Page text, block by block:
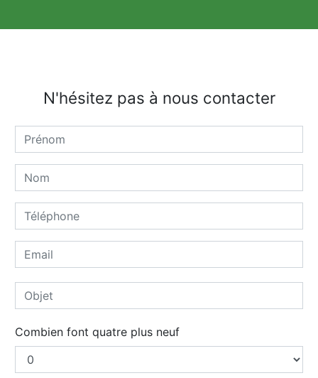
N'hésitez pas à nous contacter
Combien font quatre plus neuf